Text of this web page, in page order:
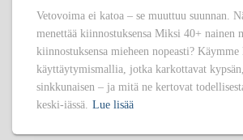
Vetovoima ei katoa – se muuttuu suunnan.
menettää kiinnostuksensa Miksi 40+ nainen
kiinnostuksensa mieheen nopeasti? Käymme
käyttäytymismallia, jotka karkottavat
sinkkunaisen – ja mitä ne kertovat
keski-iässä.
Lue lisää